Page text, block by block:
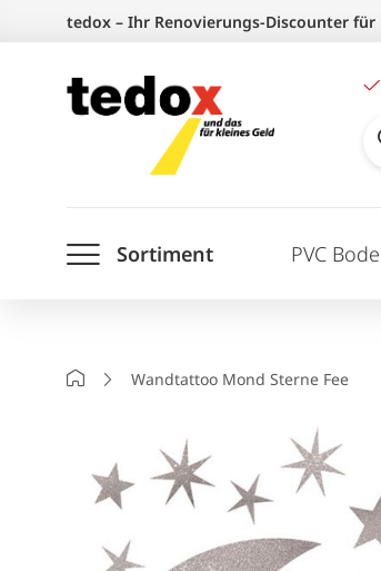
springen
tedox – Ihr Renovierungs-Discounter für
Sortiment PVC
StartseiteWandtattoo Mond Sterne Fee